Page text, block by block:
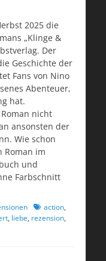
2025 die
„Klinge &
Der
Geschichte der
Fans von Nino
Abenteuer,
hat.
nicht
ansonsten der
Wie schon
Roman im
und
Farbschnitt
Schlagworte
action,
, liebe, rezension,